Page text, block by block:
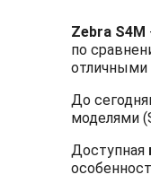
Zebra S4M
по
отличными
До
моделями
Доступная